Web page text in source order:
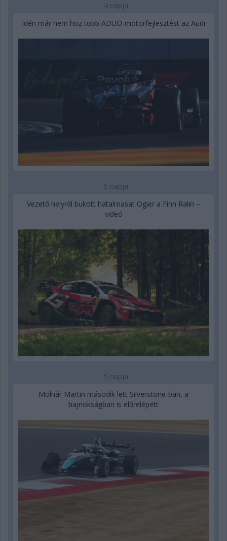
4 napja
Idén már nem hoz több ADUO-motorfejlesztést az Audi
5 napja
Vezető helyről bukott hatalmasat Ogier a Finn Ralin –
videó
5 napja
Molnár Martin második lett Silverstone-ban, a
bajnokságban is előrelépett